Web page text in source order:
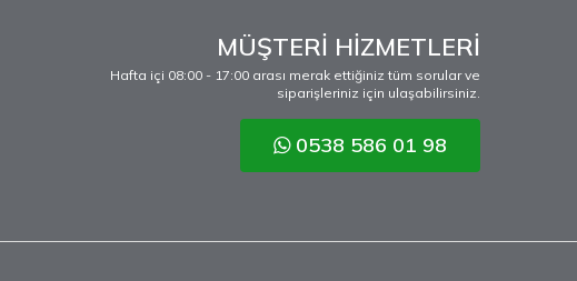
MÜŞTERİ HİZMETLERİ
Hafta içi 08:00 - 17:00 arası merak ettiğiniz tüm sorular ve
siparişleriniz için ulaşabilirsiniz.
0538 586 01 98